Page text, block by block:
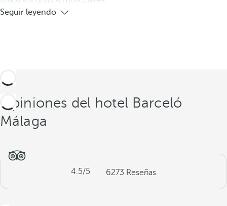
Seguir leyendo
Opiniones del hotel Barceló
Málaga
4.5/5 6273 Reseñas